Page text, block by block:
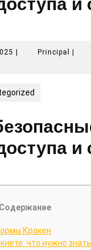
DecemberPrincipal
и
Содержание
Кракен
что нужно знать